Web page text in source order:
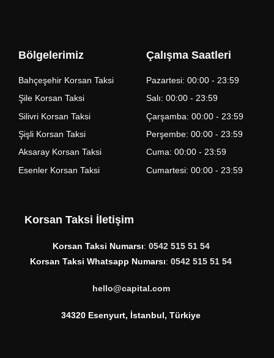
Bölgelerimiz
Bahçeşehir Korsan Taksi
Şile Korsan Taksi
Silivri Korsan Taksi
Şişli Korsan Taksi
Aksaray Korsan Taksi
Esenler Korsan Taksi
Çalışma Saatleri
Pazartesi: 00:00 - 23:59
Salı: 00:00 - 23:59
Çarşamba: 00:00 - 23:59
Perşembe: 00:00 - 23:59
Cuma: 00:00 - 23:59
Cumartesi: 00:00 - 23:59
Korsan Taksi İletişim
Korsan Taksi Numarsı: 0542 515 51 54
Korsan Taksi Whatsapp Numarsı: 0542 515 51 54
hello@capital.com
34320 Esenyurt, İstanbul, Türkiye